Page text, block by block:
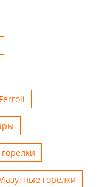
горелки